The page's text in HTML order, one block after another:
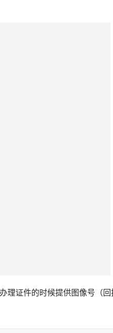
理证件的时候提供图像号（回